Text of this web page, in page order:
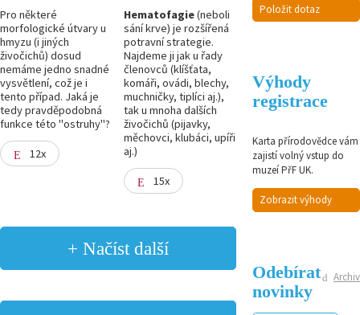
Pro některé
morfologické útvary u
hmyzu (i jiných
živočichů) dosud
nemáme jedno snadné
vysvětlení, což je i
tento případ. Jaká je
tedy pravděpodobná
funkce této "ostruhy"?
12x
Hematofagie(neboli
sání krve) je rozšířená
potravní strategie.
Najdeme ji jak u řady
členovců (klíšťata,
komáři, ovádi, blechy,
muchničky, tiplíci aj.),
tak u mnoha dalších
živočichů (pijavky,
měchovci, klubáci, upíři
aj.)
15x
+ Načíst další
Položit dotaz
Výhody
registrace
Karta přírodovědce vám
zajistí volný vstup do
muzeí PřF UK.
Zobrazit výhody
Archiv
Odebírat
novinky